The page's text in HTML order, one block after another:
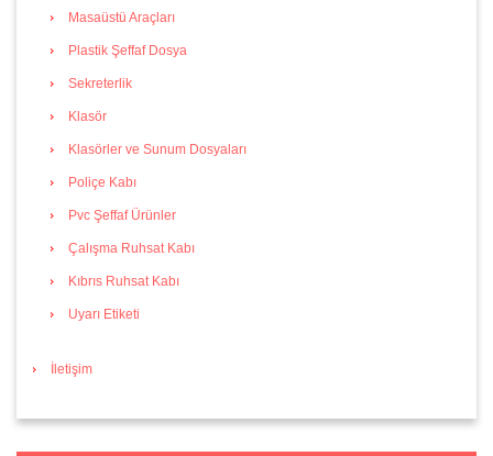
Masaüstü Araçları
Plastik Şeffaf Dosya
Sekreterlik
Klasör
Klasörler ve Sunum Dosyaları
Poliçe Kabı
Pvc Şeffaf Ürünler
Çalışma Ruhsat Kabı
Kıbrıs Ruhsat Kabı
Uyarı Etiketi
İletişim